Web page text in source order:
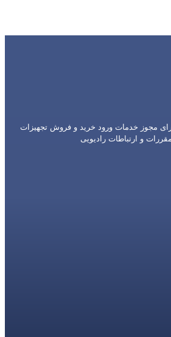
مجوز خدمات ورود خرید و فروش تجهیزات
و ارتباطات رادیویی